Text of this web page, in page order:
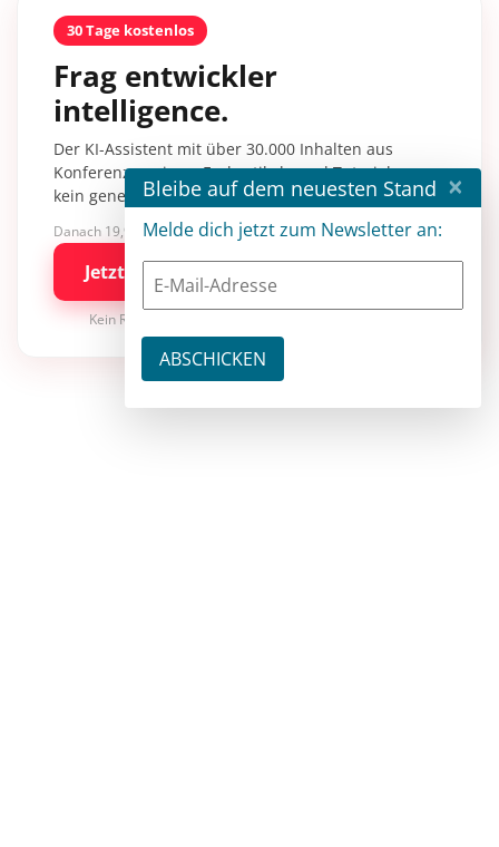
30 Tage kostenlos
Frag entwickler
intelligence.
Der KI-Assistent mit über 30.000 Inhalten aus
Konferenzsessions, Fachartikeln und Tutorials –
kein generisches KI-Wissen.
Danach 19,90 €/Monat mit entwickler.de BASIC
Jetzt kostenlos testen
Kein Risiko · jederzeit kündbar
Bleibe auf dem neuesten Stand ×
Melde dich jetzt zum Newsletter an: